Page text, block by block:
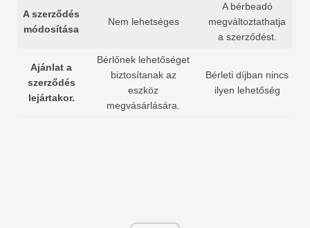
A szerződés
módosítása
Nem lehetséges
A bérbeadó
megváltoztathatja
a szerződést.
Ajánlat a
szerződés
lejártakor.
Bérlőnek lehetőséget
biztosítanak az
eszköz
megvásárlására.
Bérleti díjban nincs
ilyen lehetőség